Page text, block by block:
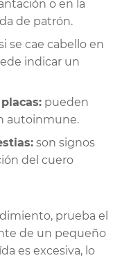
o en la
de patrón.
se cae cabello en
indicar un
pueden
autoinmune.
son signos
del cuero
prueba el
de un pequeño
es excesiva, lo